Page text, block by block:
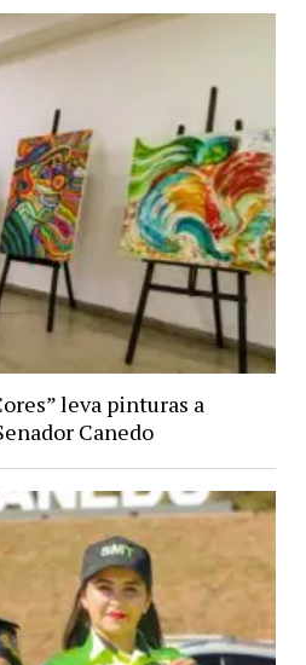
leva pinturas a
Canedo